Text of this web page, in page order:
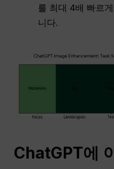
를 최대 4배 빠르
니다.
ChatGPT에